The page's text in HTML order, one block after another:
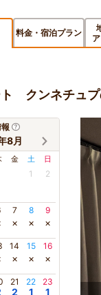
料金・宿泊プラン
ト クンネチュ
8月
金 土 日
1 2
7
×
8
×
9
×
14
×
15
×
16
×
21
2
22
1
23
1